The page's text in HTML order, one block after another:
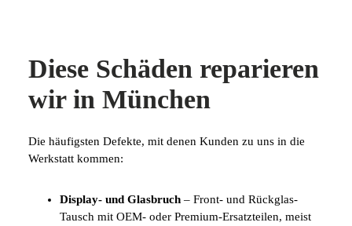
Diese Schäden reparieren
wir in München
Die häufigsten Defekte, mit denen Kunden zu uns in die
Werkstatt kommen:
Display- und Glasbruch– Front- und Rückglas-
Tausch mit OEM- oder Premium-Ersatzteilen, meist